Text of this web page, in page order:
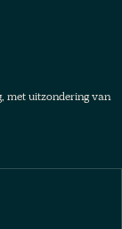
uitzondering van